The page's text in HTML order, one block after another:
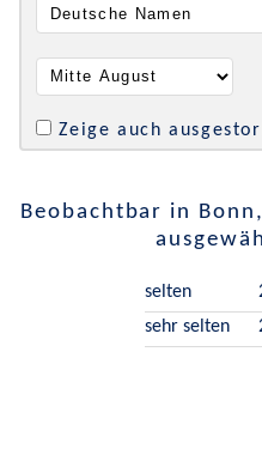
Zeige auch
Beobachtbar in
selten
sehr selten